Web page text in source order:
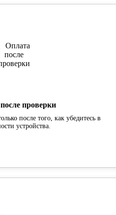
проверки
после того, как убедитесь в
устройства.